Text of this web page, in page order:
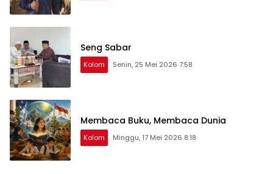
Seng Sabar
Kolom Senin, 25 Mei 2026 7:58
Membaca Buku, Membaca Dunia
Kolom Minggu, 17 Mei 2026 8:18